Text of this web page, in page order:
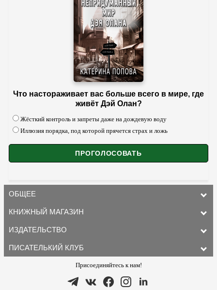
Что настораживает вас больше всего в мире, где
живёт Дэй Олан?
Жёсткий контроль и запреты даже на дождевую воду
Иллюзия порядка, под которой прячется страх и ложь
ОБЩЕЕ
КНИЖНЫЙ МАГАЗИН
ИЗДАТЕЛЬСТВО
ПИСАТЕЛЬКИЙ КЛУБ
Присоединяйтесь к нам!